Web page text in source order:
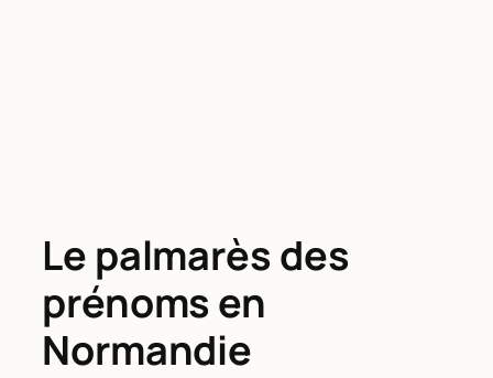
Le palmarès des
prénoms en
Normandie